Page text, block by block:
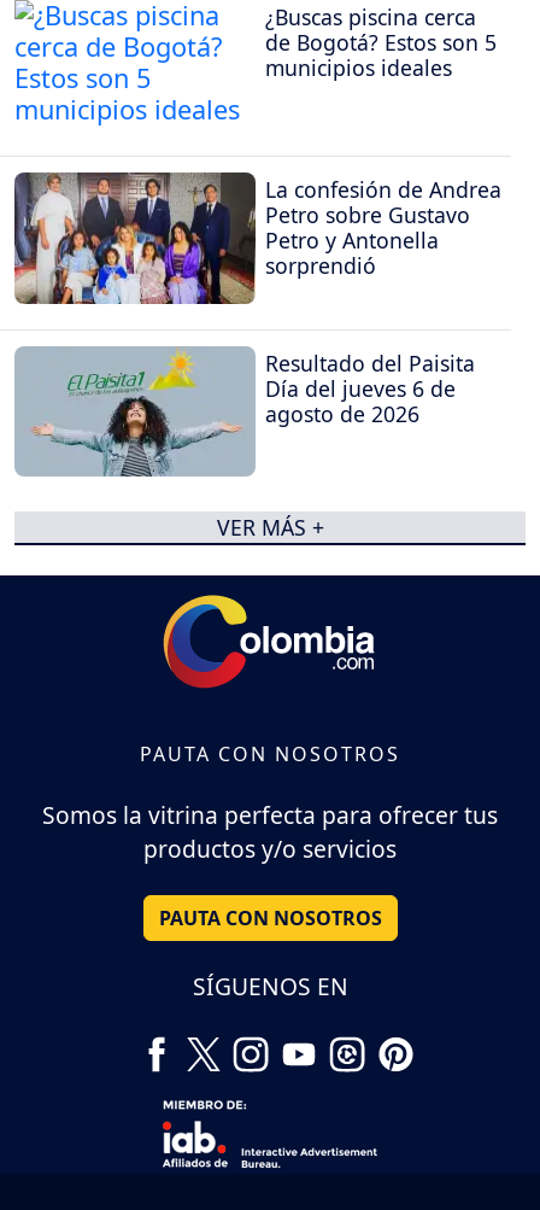
¿Buscas piscina cerca
de Bogotá? Estos son 5
municipios ideales
La confesión de Andrea
Petro sobre Gustavo
Petro y Antonella
sorprendió
Resultado del Paisita
Día del jueves 6 de
agosto de 2026
VER MÁS +
PAUTA CON NOSOTROS
Somos la vitrina perfecta para ofrecer tus
productos y/o servicios
PAUTA CON NOSOTROS
SÍGUENOS EN